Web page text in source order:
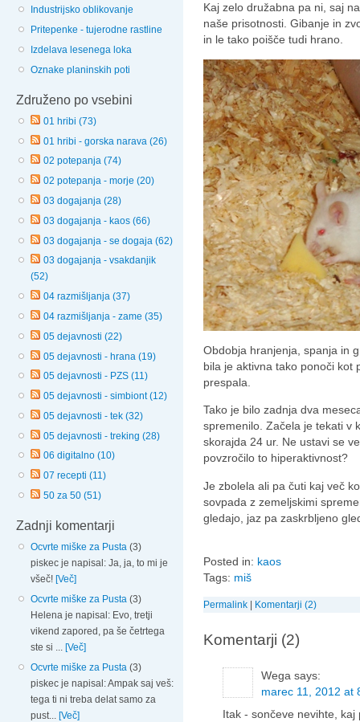
Industrijsko oblikovanje
Pritepenke - tujerodne rastline
Izdelava lesenega loka
Oznake planinskih poti
Združeno po vsebini
01 hribi (73)
01 hribi - gorska narava (26)
02 potepanja (74)
02 potepanja - morje (20)
03 dogajanja (28)
03 dogajanja - kaos (66)
03 dogajanja - se dogaja (62)
03 dogajanja - vsakdanjik
(52)
04 razmišljanja (37)
04 razmišljanja - zame (35)
05 dejavnosti (22)
05 dejavnosti - hrana (19)
05 dejavnosti - PZS (11)
05 dejavnosti - simbiont (12)
05 dejavnosti - tek (32)
05 dejavnosti - treking (28)
06 digitalno (10)
07 recepti (11)
50 za 50 (51)
Zadnji komentarji
Ocvrte miške za Pusta (3)
piskec je napisal: Ja, ja, to mi je
všeč! [Več]
Ocvrte miške za Pusta (3)
Helena je napisal: Evo, tretji
vikend zapored, pa še četrtega
ste si ... [Več]
Ocvrte miške za Pusta (3)
piskec je napisal: Ampak saj veš:
tega ti ni treba delat samo za
pust... [Več]
Kaj zelo družabna pa ni, saj
naše prisotnosti. Gibanje in
in le tako poišče tudi hrano.
Obdobja hranjenja, spanja in
bila je aktivna tako ponoči kot
prespala.
Tako je bilo zadnja dva
spremenilo. Začela je tekati v
skorajda 24 ur. Ne ustavi se
povzročilo to hiperaktivnost?
Je zbolela ali pa čuti kaj več
sovpada z zemeljskimi
gledajo, jaz pa zaskrbljeno
Posted in: kaos
Tags: miš
Permalink Komentarji (2)
Komentarji (2)
Wega says:
marec 11, 2012 at
Itak - sončeve nevihte, kaj